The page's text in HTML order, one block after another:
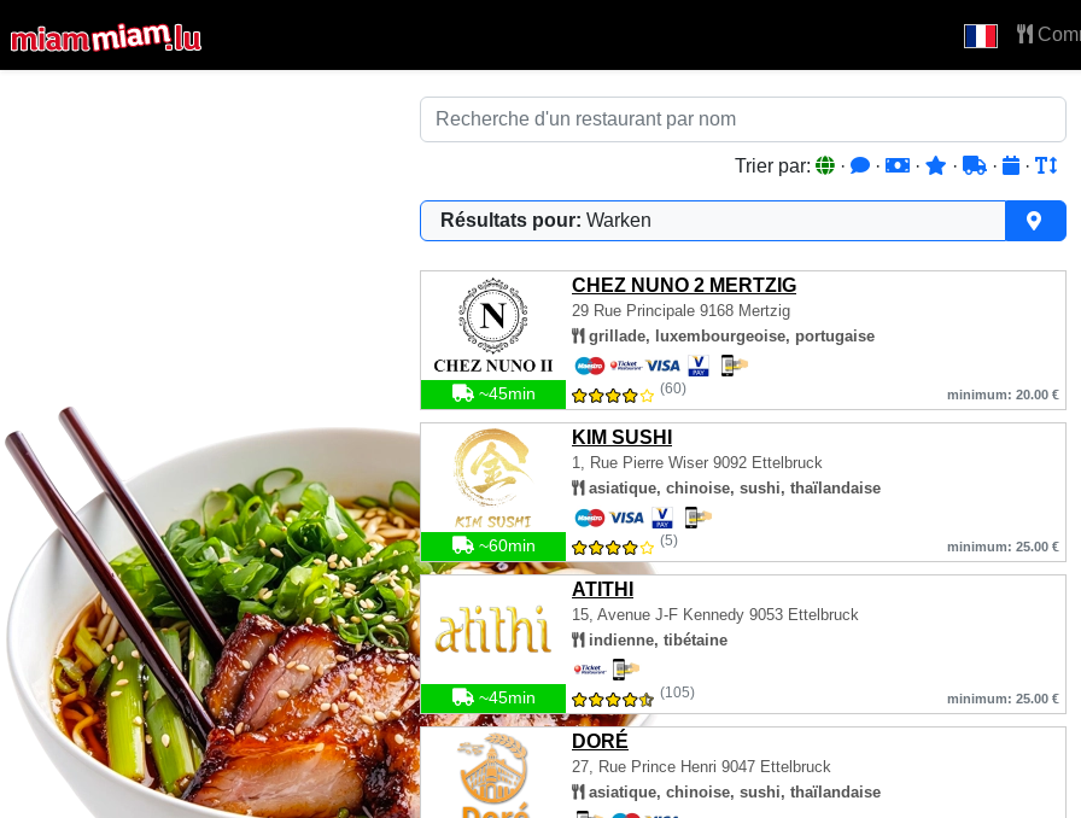
Trier par: · · · · · ·
Résultats pour: Warken
CHEZ NUNO 2 MERTZIG
29 Rue Principale 9168 Mertzig
grillade, luxembourgeoise, portugaise
~45min (60) minimum: 20.00 €
KIM SUSHI
1, Rue Pierre Wiser 9092 Ettelbruck
asiatique, chinoise, sushi, thaïlandaise
~60min (5) minimum: 25.00 €
ATITHI
15, Avenue J-F Kennedy 9053 Ettelbruck
indienne, tibétaine
~45min (105) minimum: 25.00 €
DORÉ
27, Rue Prince Henri 9047 Ettelbruck
asiatique, chinoise, sushi, thaïlandaise